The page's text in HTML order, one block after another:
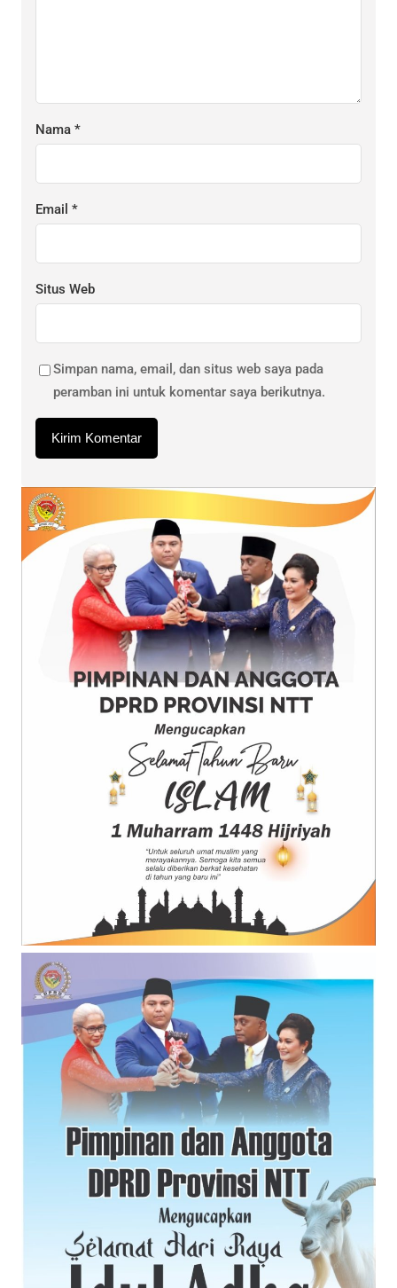
Nama *
Email *
Situs Web
Simpan nama, email, dan situs web saya pada
peramban ini untuk komentar saya berikutnya.